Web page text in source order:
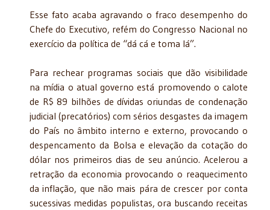
Esse fato acaba agravando o fraco desempenho do
Chefe do Executivo, refém do Congresso Nacional no
exercício da política de “dá cá e toma lá”.
Para rechear programas sociais que dão visibilidade
na mídia o atual governo está promovendo o calote
de R$ 89 bilhões de dívidas oriundas de condenação
judicial (precatórios) com sérios desgastes da imagem
do País no âmbito interno e externo, provocando o
despencamento da Bolsa e elevação da cotação do
dólar nos primeiros dias de seu anúncio. Acelerou a
retração da economia provocando o reaquecimento
da inflação, que não mais pára de crescer por conta
sucessivas medidas populistas, ora buscando receitas